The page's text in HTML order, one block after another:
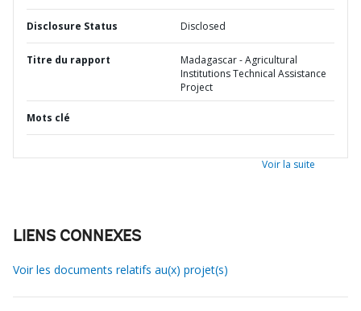
Disclosure Status Disclosed
Titre du rapport
Madagascar - Agricultural
Institutions Technical Assistance
Project
Mots clé
Voir la suite
LIENS CONNEXES
Voir les documents relatifs au(x) projet(s)